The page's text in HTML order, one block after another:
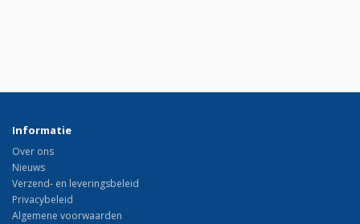
Informatie
Over ons
Nieuws
Verzend- en leveringsbeleid
Privacybeleid
Algemene voorwaarden